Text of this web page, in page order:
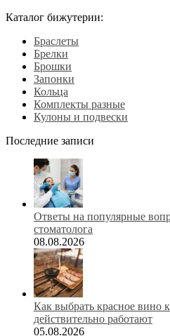
Каталог бижутерии:
Браслеты
Брелки
Брошки
Запонки
Кольца
Комплекты разные
Кулоны и подвески
Последние записи
Ответы на популярные
стоматолога
08.08.2026
Как выбрать красное вино
действительно работают
05.08.2026